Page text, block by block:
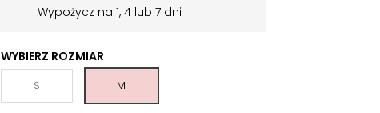
Wypożycz na 1, 4 lub 7 dni
WYBIERZ ROZMIAR
S M